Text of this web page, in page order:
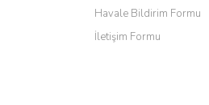
Ürün fiyatı
Bu ürüne
Havale Bildirim Formu
İletişim Formu